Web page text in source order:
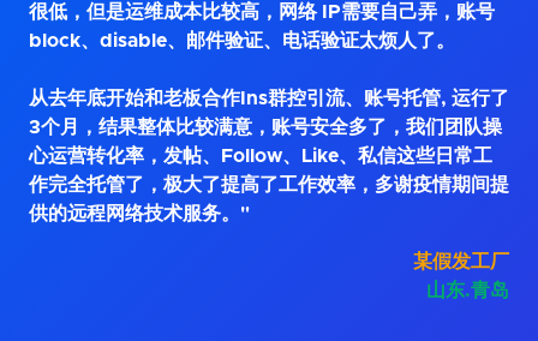
很低，但是运维成本比较高，网络 IP需要自己弄，账号
block、disable、邮件验证、电话验证太烦人了。
从去年底开始和老板合作Ins群控引流、账号托管, 运行了
3个月，结果整体比较满意，账号安全多了，我们团队操
心运营转化率，发帖、Follow、Like、私信这些日常工
作完全托管了，极大了提高了工作效率，多谢疫情期间提
供的远程网络技术服务。"
某假发工厂
山东.青岛